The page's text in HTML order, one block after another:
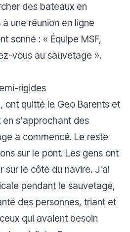
des bateaux en
une réunion en ligne
sonné : « Équipe MSF,
vous au sauvetage ».
rigides
, ont quitté le Geo Barents et
s'approchant des
a commencé. Le reste
sur le pont. Les gens ont
sur le côté du navire. J'ai
pendant le sauvetage,
des personnes, triant et
qui avaient besoin